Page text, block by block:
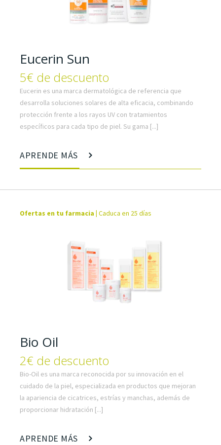
Eucerin Sun
5€ de descuento
Eucerin es una marca dermatológica de referencia que
desarrolla soluciones solares de alta eficacia, combinando
protección frente a los rayos UV con tratamientos
específicos para cada tipo de piel. Su gama [...]
APRENDE MÁS
Ofertas en tu farmacia Caduca en 25 días
Bio Oil
2€ de descuento
Bio-Oil es una marca reconocida por su innovación en el
cuidado de la piel, especializada en productos que mejoran
la apariencia de cicatrices, estrías y manchas, además de
proporcionar hidratación [...]
APRENDE MÁS